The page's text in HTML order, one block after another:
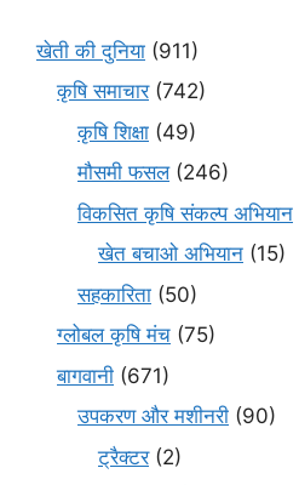
खेती की दुनिया (911)
कृषि समाचार(742)
कृषि शिक्षा (49)
मौसमी फसल(246)
विकसित कृषि संकल्प अभियान
खेत बचाओ अभियान (15)
सहकारिता (50)
ग्लोबल कृषि मंच (75)
बागवानी (671)
उपकरण और मशीनरी (90)
ट्रैक्टर(2)